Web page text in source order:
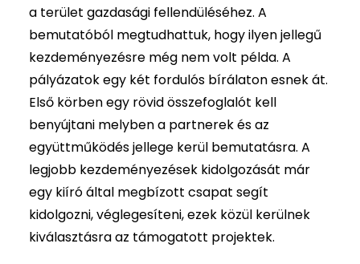
a terület gazdasági fellendüléséhez. A
bemutatóból megtudhattuk, hogy ilyen jellegű
kezdeményezésre még nem volt példa. A
pályázatok egy két fordulós bírálaton esnek át.
Első körben egy rövid összefoglalót kell
benyújtani melyben a partnerek és az
együttműködés jellege kerül bemutatásra. A
legjobb kezdeményezések kidolgozását már
egy kiíró által megbízott csapat segít
kidolgozni, véglegesíteni, ezek közül kerülnek
kiválasztásra az támogatott projektek.